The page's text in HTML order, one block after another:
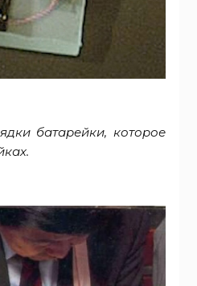
батарейки, которое